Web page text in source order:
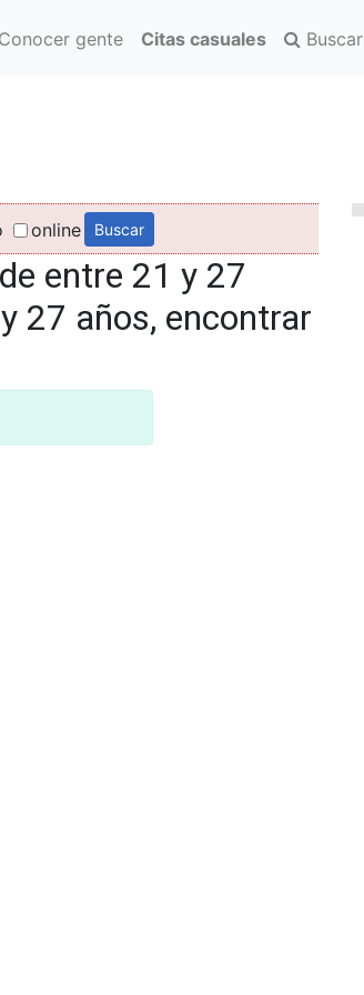
Conocer gente Citas casuales Buscar
online
entre 21 y 27
27 años, encontrar